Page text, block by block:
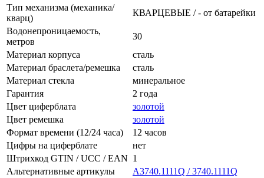
Тип механизма (механика/
кварц)
КВАРЦЕВЫЕ / - от батарейки
Водонепроницаемость,
метров
30
Материал корпуса
сталь
Материал браслета/ремешка
сталь
Материал стекла
минеральное
Гарантия
2 года
Цвет циферблата
золотой
Цвет ремешка
золотой
Формат времени (12/24 часа)
12 часов
Цифры на циферблате
нет
Штрихкод GTIN / UCC / EAN 1
Альтернативные артикулы
A3740.1111Q / 3740.1111Q